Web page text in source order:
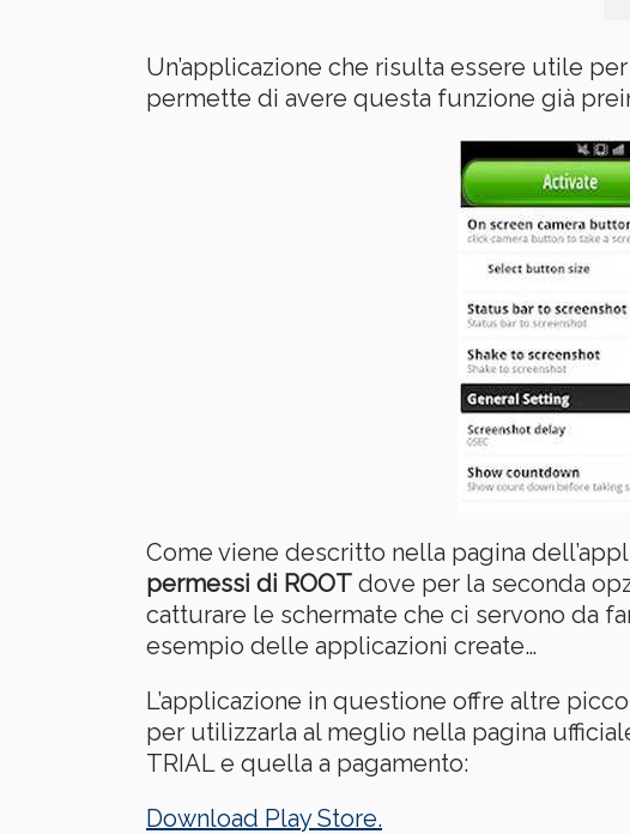
Un’applicazione che risulta essere utile
permette di avere questa funzione già
Come viene descritto nella pagina
permessi di ROOT dove per la seconda
catturare le schermate che ci servono da
esempio delle applicazioni create…
L’applicazione in questione offre altre
per utilizzarla al meglio nella pagina
TRIAL e quella a pagamento:
Download Play Store.